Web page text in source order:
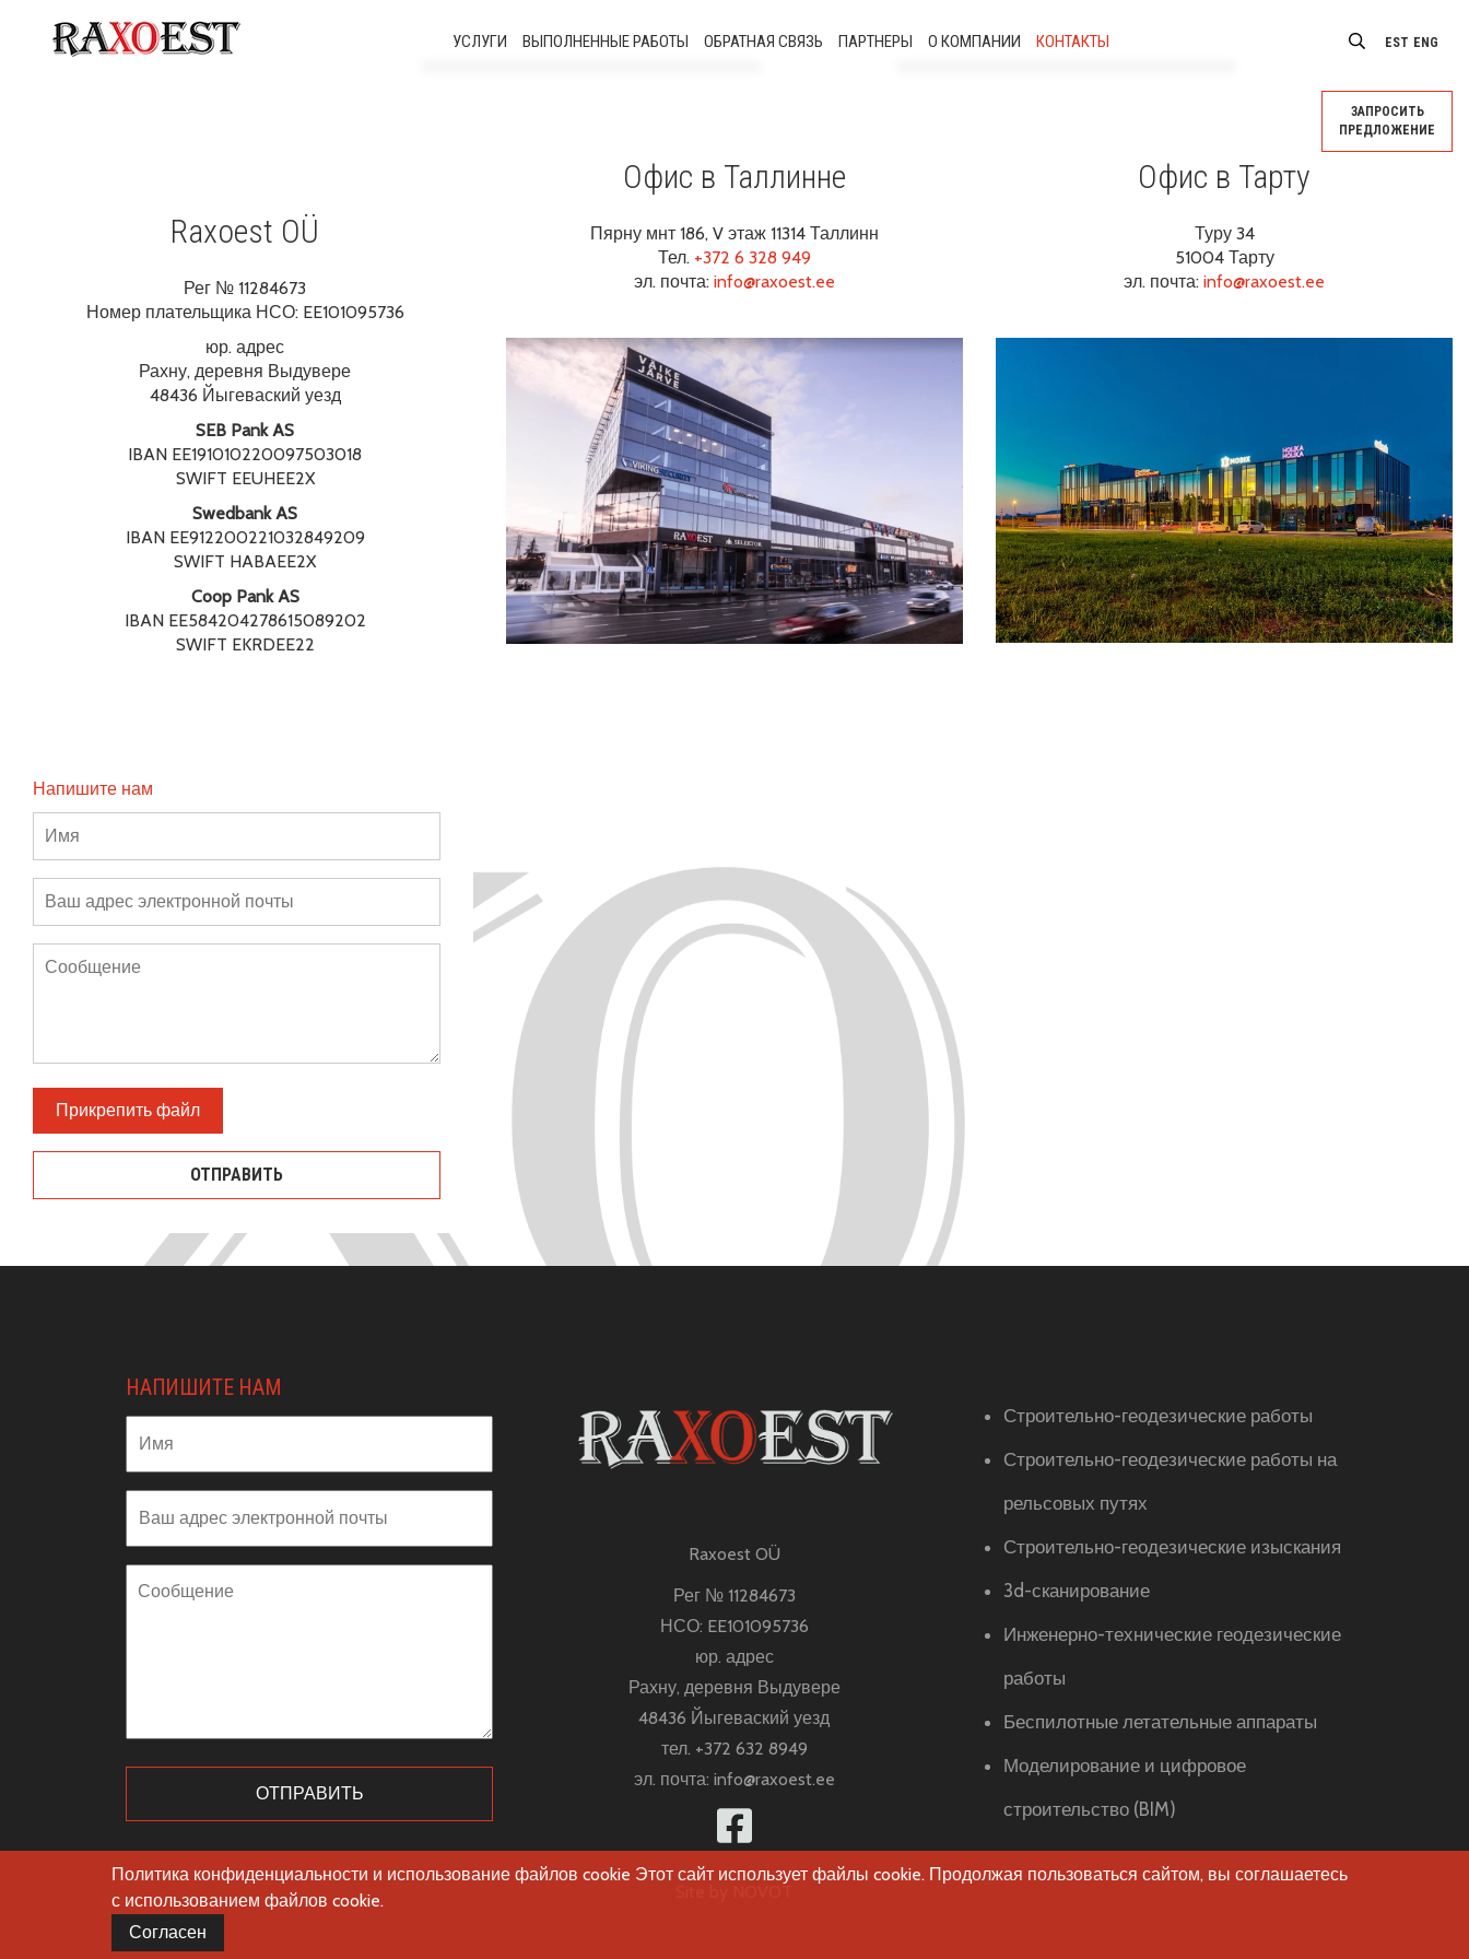
Политика конфиденциальности и использование файлов cookie Этот сайт использует файлы cookie. Продолжая пользоваться сайтом, вы соглашаетесь
с использованием файлов cookie.
Согласен
УСЛУГИ
Строительно-геодезические изыскания
Инженерно-технические геодезические
Беспилотные летательные аппараты
Моделирование и цифровое
строительство (BIM)
ВЫПОЛНЕННЫЕ РАБОТЫ ОБРАТНАЯ СВЯЗЬ ПАРТНЕРЫ О КОМПАНИИ КОНТАКТЫ
ЗАПРОСИТЬ
ПРЕДЛОЖЕНИЕ
EST ENG
Raxoest OÜ
Рег № 11284673
Номер плательщика НСО: EE101095736
юр. адрес
Рахну, деревня Выдувере
48436 Йыгеваский уезд
SEB Pank AS
IBAN EE191010220097503018
SWIFT EEUHEE2X
Swedbank AS
IBAN EE912200221032849209
SWIFT HABAEE2X
Coop Pank AS
IBAN EE584204278615089202
SWIFT EKRDEE22
Напишите нам
адрес
почты
Прикрепить файл
Офис в Таллинне
Пярну мнт 186, V этаж 11314 Таллинн
Тел. +372 6 328 949
эл. почта: info@raxoest.ee
Офис в Тарту
Туру 34
51004 Тарту
эл. почта: info@raxoest.ee
НАПИШИТЕ НАМ
электронной
почты
kontroll
Raxoest OÜ
Рег № 11284673
НСО: EE101095736
юр. адрес
Рахну, деревня Выдувере
48436 Йыгеваский уезд
тел. +372 632 8949
эл. почта: info@raxoest.ee
Строительно-геодезические работы
Строительно-геодезические работы на
рельсовых путях
Строительно-геодезические изыскания
3d-сканирование
Инженерно-технические геодезические
работы
Беспилотные летательные аппараты
Моделирование и цифровое
строительство (BIM)